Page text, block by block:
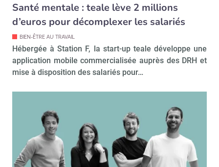
Santé mentale : teale lève 2 millions
d’euros pour décomplexer les salariés
BIEN-ÊTRE AU TRAVAIL
Hébergée à Station F, la start-up teale développe une
application mobile commercialisée auprès des DRH et
mise à disposition des salariés pour…